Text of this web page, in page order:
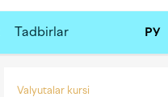
Tadbirlar РУ
Valyutalar kursi